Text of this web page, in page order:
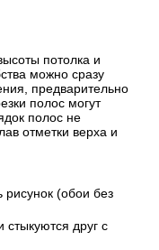
потолка и
можно сразу
предварительно
полос могут
полос не
отметки верха и
рисунок (обои без
друг с